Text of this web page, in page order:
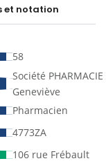
et notation
58
Société PHARMACIE
Geneviève
Pharmacien
4773ZA
106 rue Frébault